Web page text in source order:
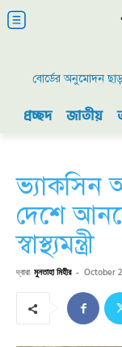
বোর্ডের অনুমোদন২০০৯
প্রচ্ছদ জাতীয়
ভ্যাকসিন
দেশে
স্বাস্থ্যমন্ত্রী
দ্বারা মুনতাহা মিহীর - October